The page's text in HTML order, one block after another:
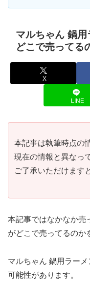
マルちゃん 鍋用
どこで売ってる
X
LINE
本記事は執筆時点の
現在の情報と異なっ
ご了承いただけます
本記事ではなかなか売
がどこで売ってるのか
マルちゃん 鍋用ラー
可能性があります。